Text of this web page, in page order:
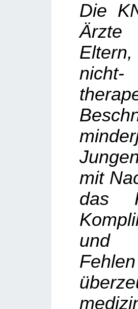
Die
nicht-
mit
das
und
Fehlen